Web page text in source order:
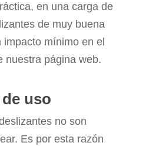
en una carga de
de muy buena
mínimo en el
nuestra página web.
uso
no son
Es por esta razón